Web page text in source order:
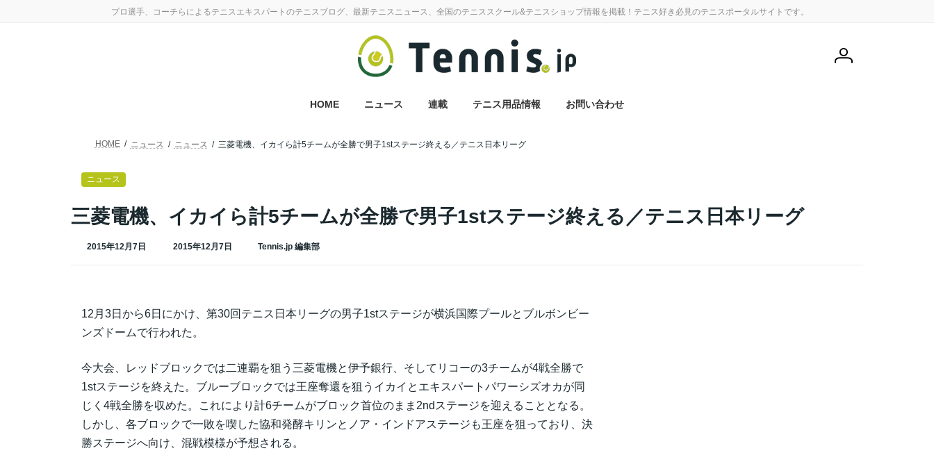
プロ選手、コーチらによるテニスエキスパートのテニスブログ、最新テニスニュース、全国のテニススクール&テニスショップ情報を掲載！テニス好き必見のテニスポータルサイトです。
会
HOME ニュース 連載 テニス用品情報 お問い合わせ
ニュース
三菱電機、イカイら計5チームが全勝で男子1stステージ終える／テニス日本リーグ
2015年12月7日
最
2015年12月7日 Tennis.jp 編集部
HOME ニュース ニュース 三菱電機、イカイら計5チームが全勝で男子1stステージ終える／テニス日本リーグ
12月3日から6日にかけ、第30回テニス日本リーグの男子1stステージが横浜国際プールとブルボンビー
ンズドームで行われた。
今大会、レッドブロックでは二連覇を狙う三菱電機と伊予銀行、そしてリコーの3チームが4戦全勝で
1stステージを終えた。ブルーブロックでは王座奪還を狙うイカイとエキスパートパワーシズオカが同
じく4戦全勝を収めた。これにより計6チームがブロック首位のまま2ndステージを迎えることとなる。
しかし、各ブロックで一敗を喫した協和発酵キリンとノア・インドアステージも王座を狙っており、決
勝ステージへ向け、混戦模様が予想される。